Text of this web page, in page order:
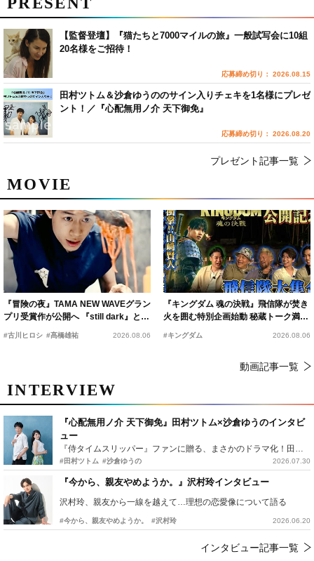
MOVIE
『冒険の夜』TAMA NEW WAVEグラン
プリ受賞作が公開へ 『still dark』と同
時上映決定
#古川ヒロシ #髙橋雄祐 2026.08.06
『キングダム 魂の決戦』飛信隊が焚き
火を囲む特別企画始動 秘蔵トーク満載
の“キングダムキャンプ”開催
#キングダム 2026.08.06
動画記事一覧
INTERVIEW
『心配無用ノ介 天下御免』田村ツトム×沙倉ゆうのインタビ
ュー
『侍タイムスリッパー』ファンに贈る、まさかのドラマ化！田村ツトム×沙倉ゆうのが語る『心配無用ノ介』撮影秘話
#田村ツトム #沙倉ゆうの 2026.07.30
『今から、親友やめようか。』沢村玲インタビュー
沢村玲、親友から一線を越えて…理想の恋愛像について語る
#今から、親友やめようか。 #沢村玲 2026.06.20
インタビュー記事一覧
【監督登壇】『猫たちと7000マイルの旅』一般試写会に10組
20名様をご招待！
応募締め切り： 2026.08.15
田村ツトム＆沙倉ゆうののサイン入りチェキを1名様にプレゼ
ント！／『心配無用ノ介 天下御免』
応募締め切り： 2026.08.20
プレゼント記事一覧